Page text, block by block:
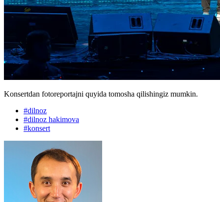
Konsertdan fotoreportajni quyida tomosha qilishingiz mumkin.
#dilnoz
#dilnoz hakimova
#konsert